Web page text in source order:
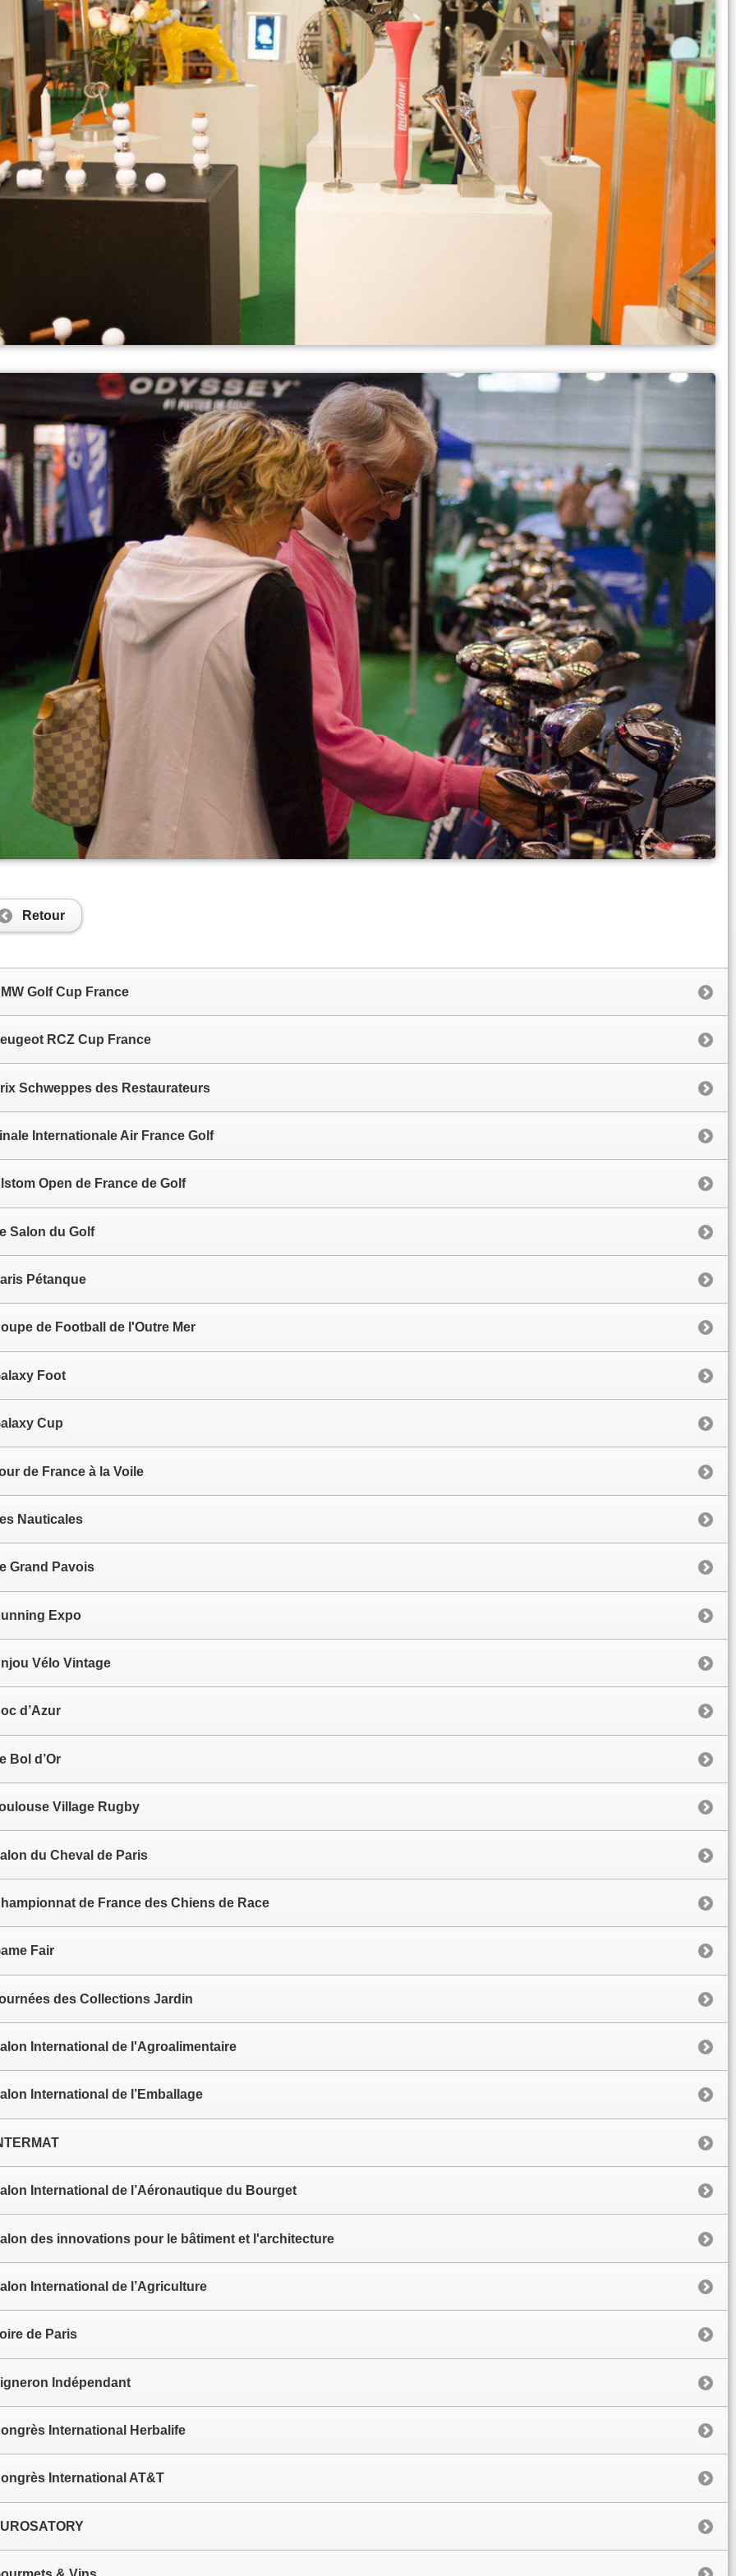
Retour
Golf Cup France
RCZ Cup France
Schweppes des Restaurateurs
Internationale Air France Golf
Open de France de Golf
Salon du Golf
Pétanque
de Football de l'Outre Mer
Foot
Cup
de France à la Voile
Nauticales
Grand Pavois
Expo
Vélo Vintage
d’Azur
Bol d’Or
Village Rugby
du Cheval de Paris
de France des Chiens de Race
Fair
des Collections Jardin
International de l'Agroalimentaire
International de l’Emballage
International de l’Aéronautique du Bourget
des innovations pour le bâtiment et l'architecture
International de l’Agriculture
de Paris
Indépendant
International Herbalife
International AT&T